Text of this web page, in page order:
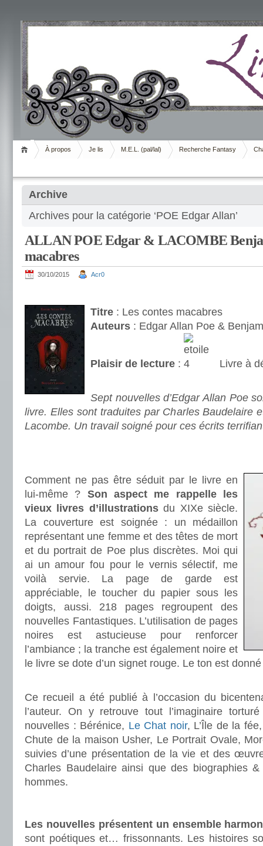
Livrement
À propos Je lis M.E.L. (pal/lal) Recherche Fantasy
Archive
Archives pour la catégorie ‘POE Edgar Allan’
ALLAN POE Edgar & LACOMBE
macabres
30/10/2015 Acr0
Titre : Les contes macabres
Auteurs : Edgar Allan Poe &
Plaisir de lecture :
Livre à
Sept nouvelles d’Edgar Allan Poe
livre. Elles sont traduites par Charles Baudelaire
Lacombe. Un travail soigné pour ces écrits
Comment ne pas être séduit par le livre en
lui-même ? Son aspect me rappelle les
vieux livres d’illustrationsdu XIXe siècle.
La couverture est soignée : un médaillon
représentant une femme et des têtes de mort
et du portrait de Poe plus discrètes. Moi qui
ai un amour fou pour le vernis sélectif, me
voilà servie. La page de garde est
appréciable, le toucher du papier sous les
doigts, aussi. 218 pages regroupent des
nouvelles Fantastiques. L’utilisation de pages
noires est astucieuse pour renforcer
l’ambiance ; la tranche est également noire et
le livre se dote d’un signet rouge. Le ton est
Ce recueil a été publié à l’occasion du
l’auteur. On y retrouve tout l’imaginaire
nouvelles : Bérénice, Le Chat noir, L’Île de la
Chute de la maison Usher, Le Portrait Ovale,
suivies d’une présentation de la vie et des
Charles Baudelaire ainsi que des biographies
hommes.
Les nouvelles présentent un ensemble
sont poétiques et… frissonnants. Les histoires